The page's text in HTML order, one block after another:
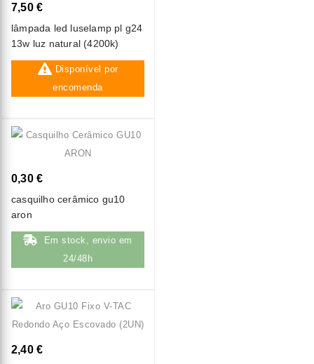
7,50 €
lâmpada led luselamp pl g24
13w luz natural (4200k)
Disponível por
encomenda
0,30 €
casquilho cerâmico gu10
aron
Em stock, envio em
24/48h
2,40 €